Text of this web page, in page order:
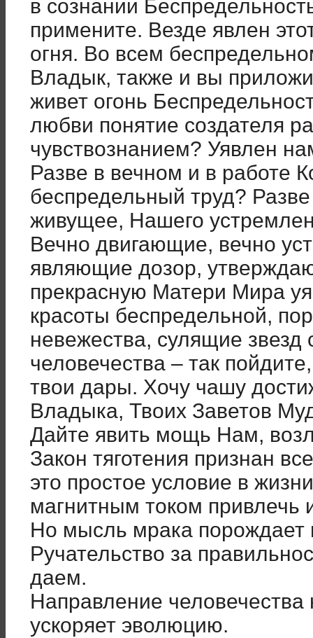
в сознании
примените. Везде явлен
огня. Во всем
Владык, также и вы
живет огонь
любви понятие создателя
чувствознанием? Уявлен
Разве в вечном и в работе
беспредельный труд?
живущее, Нашего
Вечно двигающие, вечно
являющие дозор,
прекрасную Матери Мира
красоты беспредельной,
невежества, сулящие звезд
человечества – так
твои дары. Хочу чашу
Владыка, Твоих Заветов
Дайте явить мощь Нам,
Закон тяготения признан
это простое условие в
магнитным током привлечь
Но мысль мрака порождает
Ручательство за
даем.
Направление человечества
ускоряет эволюцию.